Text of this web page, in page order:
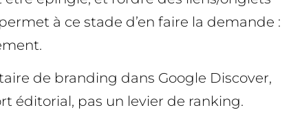
à ce stade d’en faire la demande :
de branding dans Google Discover,
éditorial, pas un levier de ranking.